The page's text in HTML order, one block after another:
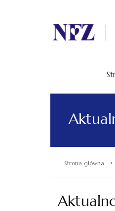
.
Strona główna ›